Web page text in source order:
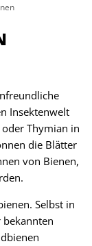
Insektenwelt
Thymian in
die Blätter
von Bienen,
Selbst in
bekannten